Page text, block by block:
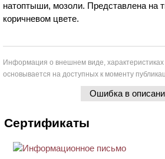
натоптыши, мозоли. Представлена на
коричневом цвете.
Информация о внешнем виде, характеристиках
основывается на доступных к моменту
Ошибка в
Сертификаты